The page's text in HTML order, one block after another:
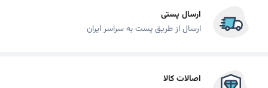
ارسال پستی
ارسال از طریق پست به سراسر ایران
اصالات کالا